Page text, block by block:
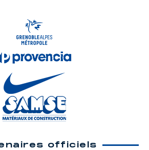
officiels